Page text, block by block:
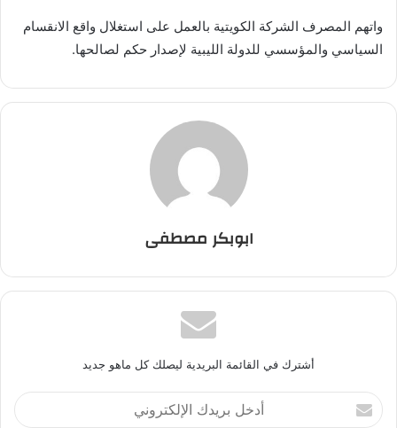
واتهم المصرف الشركة الكويتية بالعمل على استغلال واقع الانقسام
السياسي والمؤسسي للدولة الليبية لإصدار حكم لصالحها.
ابوبكر مصطفى
أشترك في القائمة البريدية ليصلك كل ماهو جديد
أ
د